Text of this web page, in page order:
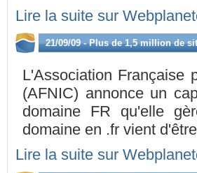
Lire la suite sur
21/09/09 - Plus de 1,5 million de
L'Association Française
(AFNIC) annonce un
domaine FR qu'elle
domaine en .fr vient
Lire la suite sur